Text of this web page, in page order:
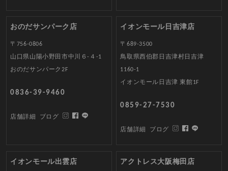
おのだサンパーク店
〒756-0806
山口県山陽小野田市中川６-４-1
おのだサンパーク2F
0836-39-9460
店舗詳細 ブログ
イオンモール日吉津店
〒689-3500
鳥取県西伯郡日吉津村日吉津
1160-1
イオンモール日吉津 東館1F
0859-27-7530
店舗詳細 ブログ
イオンモール出雲店 アクトレス大阪梅田店